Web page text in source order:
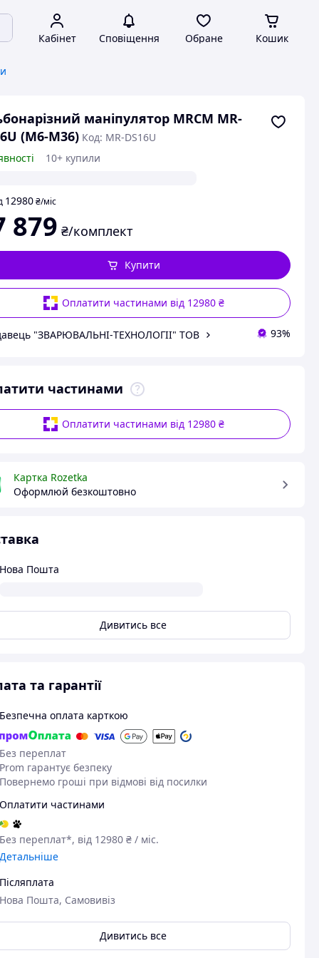
Кабінет Сповіщення Обране Кошик
маніпулятор MRCM MR-
(М6-М36) Код: MR-DS16U
10+ купили
12980 ₴/міс
879 ₴/комплект
Оплатити частинами від 12980 ₴
Купити
"ЗВАРЮВАЛЬНI-ТЕХНОЛОГII" ТОВ 93%
частинами
Оплатити частинами від 12980 ₴
Картка Rozetka
Оформлюй безкоштовно
Пошта
Дивитись все
та гарантії
оплата карткою
переплат
гарантує безпеку
гроші при відмові від посилки
частинами
переплат*, від 12980 ₴ / міс.
Пошта, Самовивіз
Дивитись все